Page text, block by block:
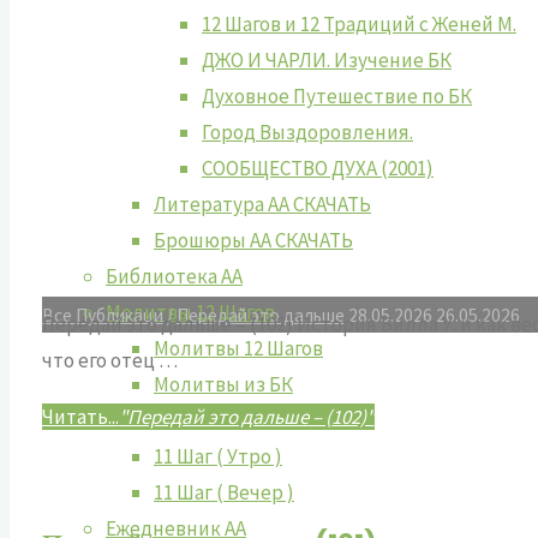
12 Шагов и 12 Традиций с Женей М.
ДЖО И ЧАРЛИ. Изучение БК
Духовное Путешествие по БК
Город Выздоровления.
СООБЩЕСТВО ДУХА (2001)
Литература АА СКАЧАТЬ
Брошюры АА СКАЧАТЬ
Библиотека АА
Молитвы 12 Шагов
Молитвы 12 Шагов
Молитвы из БК
Молитва о Бессилии.
11 Шаг ( Утро )
11 Шаг ( Вечер )
Ежедневник АА
Все Публикаци /Передай это дальше 28.05.2026 26.05.2026
Передай это дальше – (102) История Билла У. и как
что его отец …
Читать..."Передай это дальше – (102)"